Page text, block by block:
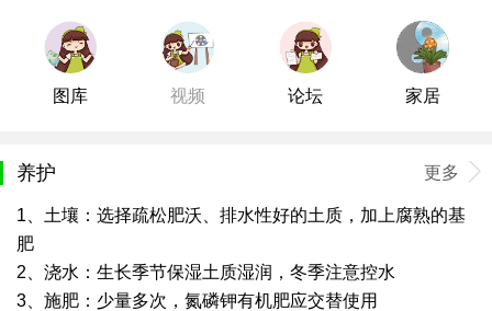
图库 视频 论坛 家居
养护 更多
1、土壤：选择疏松肥沃、排水性好的土质，加上腐熟的基
肥
2、浇水：生长季节保湿土质湿润，冬季注意控水
3、施肥：少量多次，氮磷钾有机肥应交替使用